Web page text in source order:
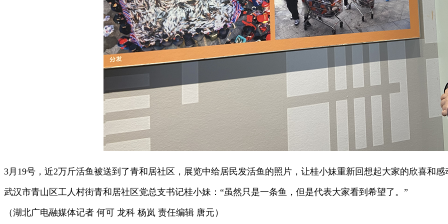
3月19号，近2万斤活鱼被送到了青和居社区，展览中给居民发活鱼的照片，让桂小妹重新回想起大家的欣喜和感
武汉市青山区工人村街青和居社区党总支书记桂小妹：“虽然只是一条鱼，但是代表大家看到希望了。”
（湖北广电融媒体记者 何可 龙科 杨岚 责任编辑 唐元）